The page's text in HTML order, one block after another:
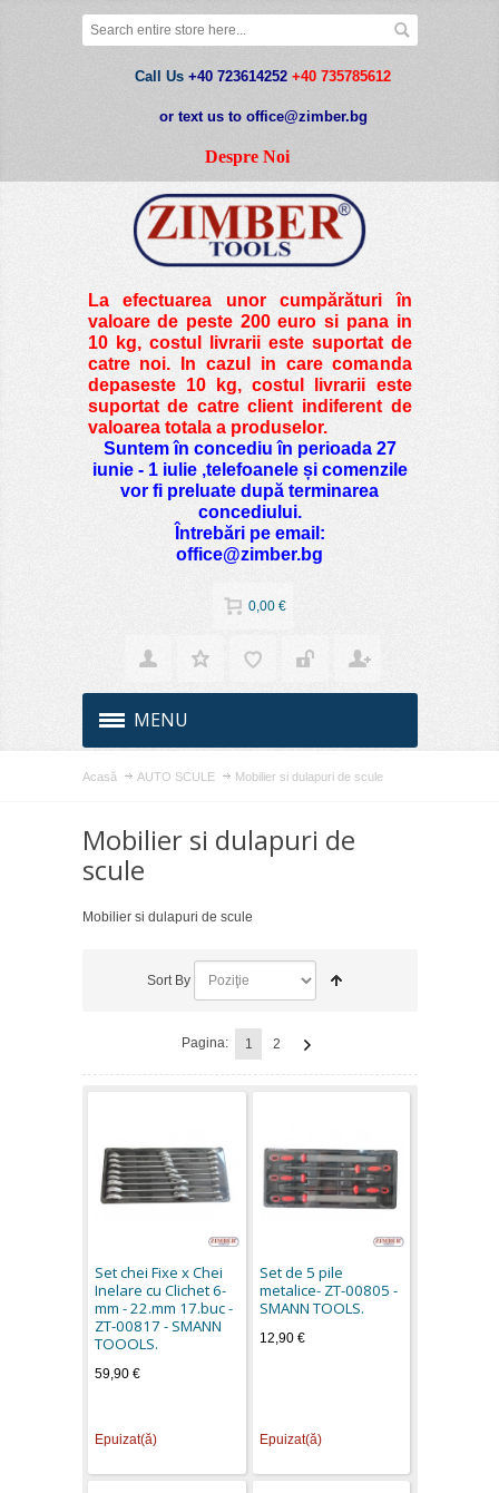
Call Us +40 723614252 +40 735785612
or text us to office@zimber.bg
Despre Noi
La efectuarea unor cumpărături în
valoare de peste200 euro si pana in
10 kg, costul livrarii este suportat de
catre noi. In cazul in care comanda
depaseste 10 kg, costul livrarii este
suportat de catre client indiferent de
valoarea totala a produselor.
Suntem în concediu în perioada 27
iunie - 1 iulie ,telefoanele și comenzile
vor fi preluate după terminarea
concediului.
Întrebări pe email:
office@zimber.bg
0,00 €
MENU
Acasă AUTO SCULE Mobilier si dulapuri de scule
Mobilier si dulapuri de
scule
Mobilier si dulapuri de scule
Sort By
Pagina: 1 2
Set chei Fixe x Chei
Inelare cu Clichet 6-
mm - 22.mm 17.buc -
ZT-00817 - SMANN
TOOOLS.
59,90 €
Epuizat(ă)
Set de 5 pile
metalice- ZT-00805 -
SMANN TOOLS.
12,90 €
Epuizat(ă)